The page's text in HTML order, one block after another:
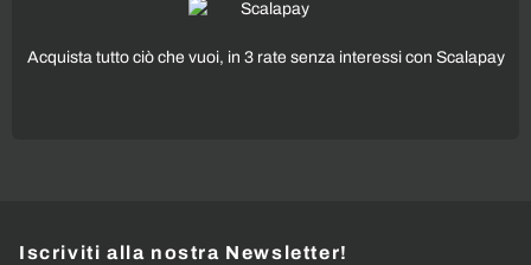
Acquista tutto ciò che vuoi, in 3 rate senza interessi con Scalapay
Iscriviti alla nostra Newsletter!